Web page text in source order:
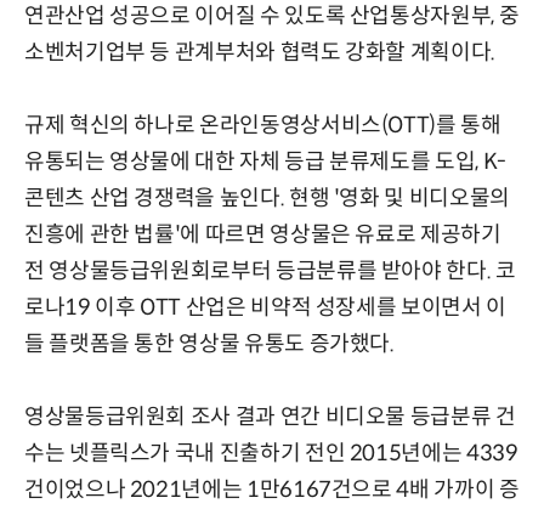
연관산업 성공으로 이어질 수 있도록 산업통상자원부, 중
소벤처기업부 등 관계부처와 협력도 강화할 계획이다.
규제 혁신의 하나로 온라인동영상서비스(OTT)를 통해
유통되는 영상물에 대한 자체 등급 분류제도를 도입, K-
콘텐츠 산업 경쟁력을 높인다. 현행 '영화 및 비디오물의
진흥에 관한 법률'에 따르면 영상물은 유료로 제공하기
전 영상물등급위원회로부터 등급분류를 받아야 한다. 코
로나19 이후 OTT 산업은 비약적 성장세를 보이면서 이
들 플랫폼을 통한 영상물 유통도 증가했다.
영상물등급위원회 조사 결과 연간 비디오물 등급분류 건
수는 넷플릭스가 국내 진출하기 전인 2015년에는 4339
건이었으나 2021년에는 1만6167건으로 4배 가까이 증